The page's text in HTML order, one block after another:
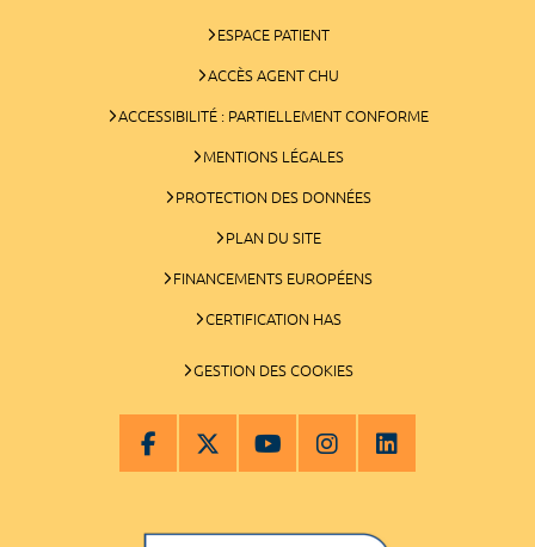
ESPACE PATIENT
ACCÈS AGENT CHU
ACCESSIBILITÉ : PARTIELLEMENT CONFORME
MENTIONS LÉGALES
PROTECTION DES DONNÉES
PLAN DU SITE
FINANCEMENTS EUROPÉENS
CERTIFICATION HAS
GESTION DES COOKIES